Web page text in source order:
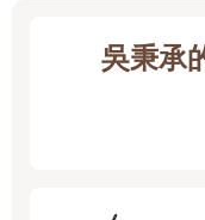
吳秉承